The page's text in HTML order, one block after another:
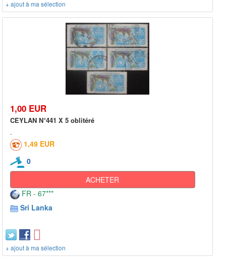
+ ajout à ma sélection
1,00 EUR
CEYLAN N°441 X 5 oblitéré
1,49 EUR
0
ACHETER
FR - 67***
Sri Lanka
+ ajout à ma sélection